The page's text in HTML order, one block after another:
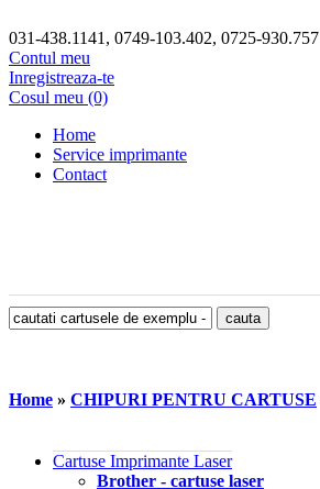
031-438.1141, 0749-103.402, 0725-930.757
Contul meu
Inregistreaza-te
Cosul meu (0)
Home
Service imprimante
Contact
Home » CHIPURI PENTRU CARTUSE
Cartuse Imprimante Laser
Brother - cartuse laser